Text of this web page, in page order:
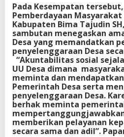
Pada Kesempatan
Pemberdayaan Masyarakat
Kabupaten Bima Tajudin
sambutan menegaskan
Desa yang memandatkan
penyelenggaraan Desa
“Akuntabilitas sosial
UU Desa dimana
meminta dan
Pemerintah Desa serta
penyelenggaraan Desa.
berhak meminta
memberikan pelayanan
secara sama dan adil”.